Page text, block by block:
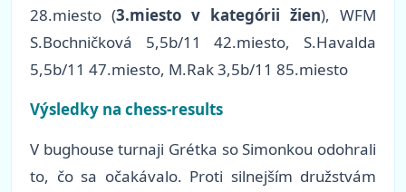
28.miesto (3.miesto v kategórii žien), WFM
S.Bochničková 5,5b/11 42.miesto, S.Havalda
5,5b/11 47.miesto, M.Rak 3,5b/11 85.miesto
Výsledky na chess-results
V bughouse turnaji Grétka so Simonkou odohrali
to, čo sa očakávalo. Proti silnejším družstvám